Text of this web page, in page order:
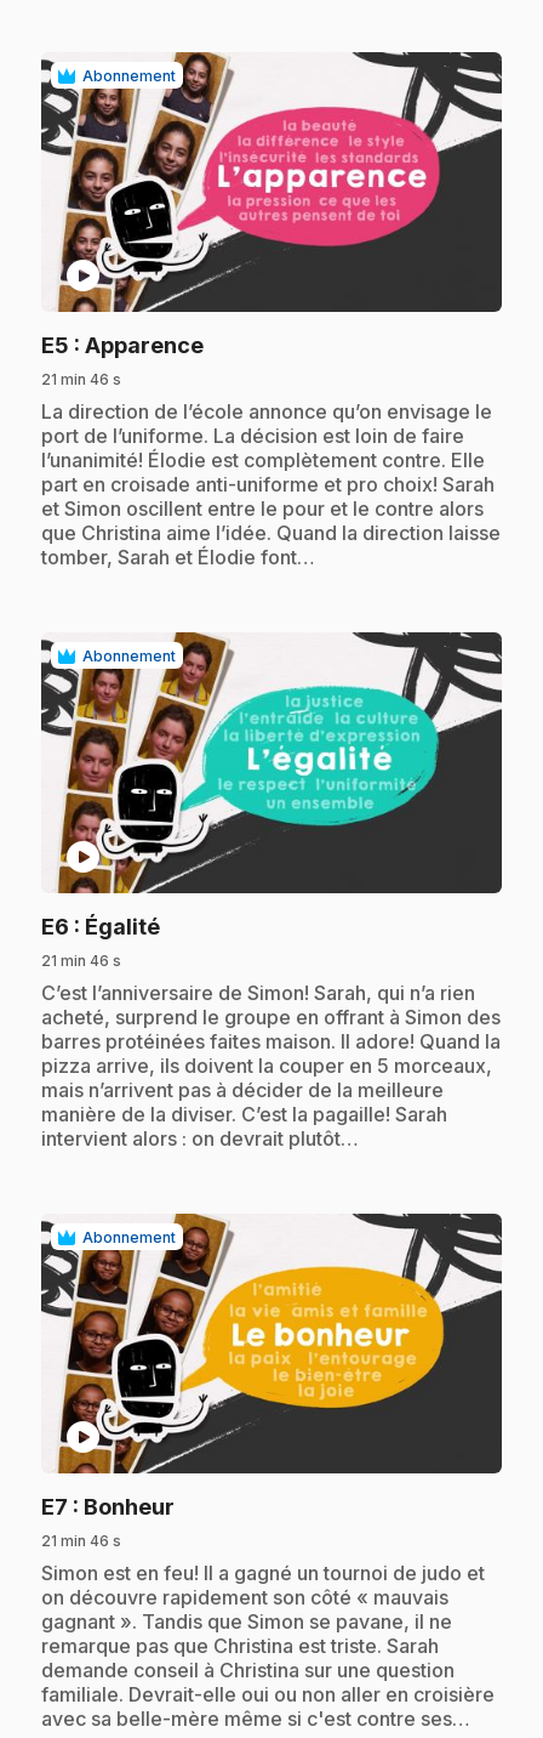
Abonnement
play_circle
E5 : Apparence.
21 min 46 s
.La direction de l’école annonce qu’on envisage le
port de l’uniforme. La décision est loin de faire
l’unanimité! Élodie est complètement contre. Elle
part en croisade anti-uniforme et pro choix! Sarah
et Simon oscillent entre le pour et le contre alors
que Christina aime l’idée. Quand la direction laisse
tomber, Sarah et Élodie font…
Abonnement
play_circle
E6 : Égalité.
21 min 46 s
.C’est l’anniversaire de Simon! Sarah, qui n’a rien
acheté, surprend le groupe en offrant à Simon des
barres protéinées faites maison. Il adore! Quand la
pizza arrive, ils doivent la couper en 5 morceaux,
mais n’arrivent pas à décider de la meilleure
manière de la diviser. C’est la pagaille! Sarah
intervient alors : on devrait plutôt…
Abonnement
play_circle
E7 : Bonheur
21 min 46 s
.Simon est en feu! Il a gagné un tournoi de judo et
on découvre rapidement son côté « mauvais
gagnant ». Tandis que Simon se pavane, il ne
remarque pas que Christina est triste. Sarah
demande conseil à Christina sur une question
familiale. Devrait-elle oui ou non aller en croisière
avec sa belle-mère même si c'est contre ses…